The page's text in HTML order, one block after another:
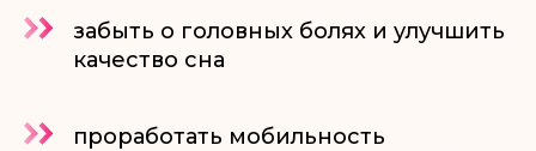
забыть о головных болях и улучшить
качество сна
проработать мобильность